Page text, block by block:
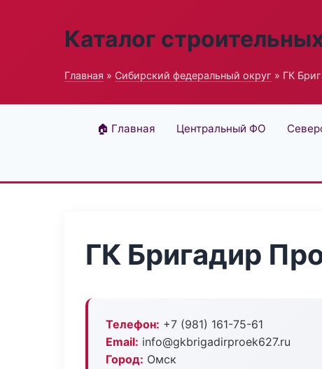
Каталог
Главная » Сибирский федеральный округ » ГК
🏠 Главная Центральный ФО
ГК Бригадир
Телефон: +7 (981) 161-75-61
Email: info@gkbrigadirproek627.ru
Город: Омск